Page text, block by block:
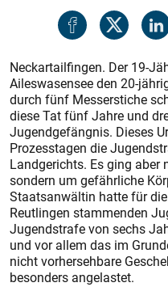
Neckartailfingen. Der 19-
Aileswasensee den 20-
durch fünf Messerstiche
diese Tat fünf Jahre und
Jugendgefängnis. Dieses
Prozesstagen die
Landgerichts. Es ging aber
sondern um gefährliche
Staatsanwältin hatte für
Reutlingen stammenden
Jugendstrafe von sechs
und vor allem das im
nicht vorhersehbare
besonders angelastet.